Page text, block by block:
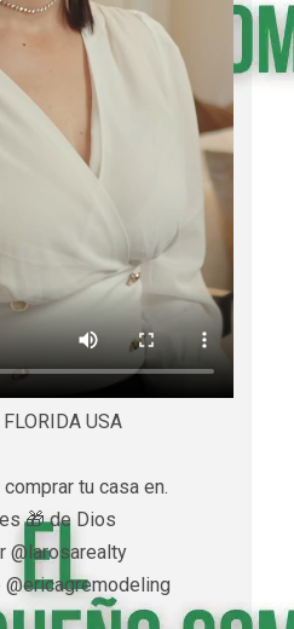
USA
tu casa en.
🎁 de Dios
@larosarealty
@ericagremodeling